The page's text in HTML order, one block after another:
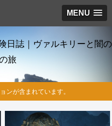
MENU
日誌｜ヴァルキリーと闇の
旅
ンが含まれています。